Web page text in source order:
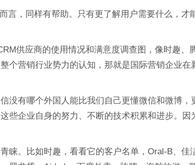
言，同样有帮助。只有更了解用户需要什么，才
供应商的使用情况和满意度调查图，像时趣、
个营销行业势力的认知，那就是国际营销企业在
没有哪个外国人能比我们自己更懂微信和微博，
些企业自身的努力、不断的技术积累和进步。因
睐。比如时趣，看看它的客户名单，Oral-B、佳